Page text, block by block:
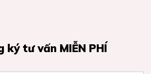
ký tư vấn MIỄN PHÍ